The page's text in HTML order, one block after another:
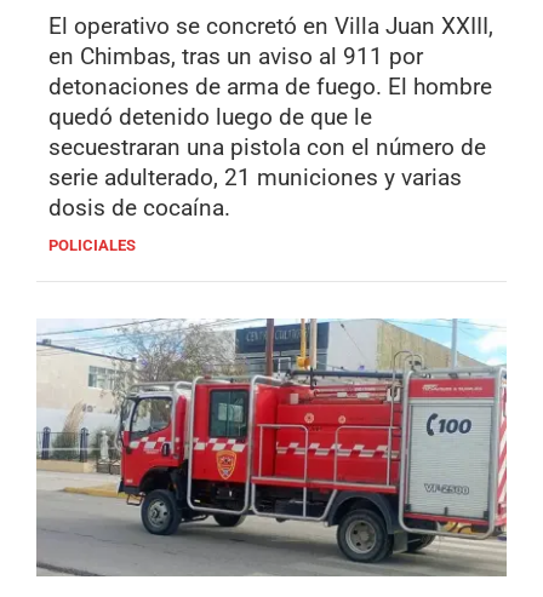
El operativo se concretó en Villa Juan XXIII,
en Chimbas, tras un aviso al 911 por
detonaciones de arma de fuego. El hombre
quedó detenido luego de que le
secuestraran una pistola con el número de
serie adulterado, 21 municiones y varias
dosis de cocaína.
POLICIALES